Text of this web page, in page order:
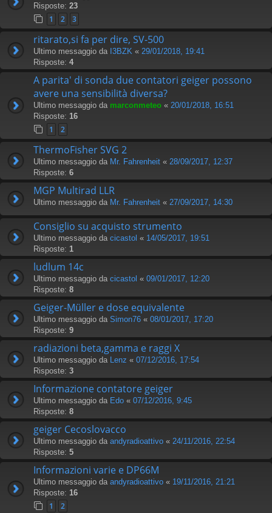
Risposte: 23
1 2 3
ritarato,si fa per dire, SV-500
Ultimo messaggio da I3BZK « 29/01/2018, 19:41
Risposte: 4
A parita' di sonda due contatori geiger possono
avere una sensibilità diversa?
Ultimo messaggio da marconmeteo « 20/01/2018, 16:51
Risposte: 16
1 2
ThermoFisher SVG 2
Ultimo messaggio da Mr. Fahrenheit « 28/09/2017, 12:37
Risposte: 6
MGP Multirad LLR
Ultimo messaggio da Mr. Fahrenheit « 27/09/2017, 14:30
Consiglio su acquisto strumento
Ultimo messaggio da cicastol « 14/05/2017, 19:51
Risposte: 1
ludlum 14c
Ultimo messaggio da cicastol « 09/01/2017, 12:20
Risposte: 8
Geiger-Müller e dose equivalente
Ultimo messaggio da Simon76 « 08/01/2017, 17:20
Risposte: 9
radiazioni beta,gamma e raggi X
Ultimo messaggio da Lenz « 07/12/2016, 17:54
Risposte: 3
Informazione contatore geiger
Ultimo messaggio da Edo « 07/12/2016, 9:45
Risposte: 8
geiger Cecoslovacco
Ultimo messaggio da andyradioattivo « 24/11/2016, 22:54
Risposte: 5
Informazioni varie e DP66M
Ultimo messaggio da andyradioattivo « 19/11/2016, 21:21
Risposte: 16
1 2